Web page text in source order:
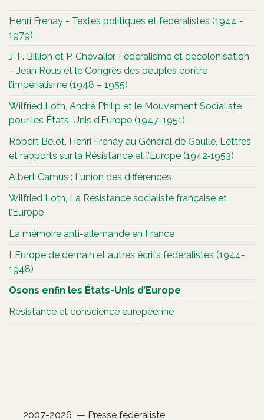
Henri Frenay - Textes politiques et fédéralistes (1944 -
1979)
J-F. Billion et P. Chevalier, Fédéralisme et décolonisation
– Jean Rous et le Congrès des peuples contre
l’impérialisme (1948 – 1955)
Wilfried Loth, André Philip et le Mouvement Socialiste
pour les États-Unis d’Europe (1947-1951)
Robert Belot, Henri Frenay au Général de Gaulle, Lettres
et rapports sur la Résistance et l’Europe (1942‐1953)
Albert Camus : L’union des différences
Wilfried Loth, La Résistance socialiste française et
l’Europe
La mémoire anti-allemande en France
L’Europe de demain et autres écrits fédéralistes (1944-
1948)
Osons enfin les États-Unis d’Europe
Résistance et conscience européenne
2007-2026 — Presse fédéraliste